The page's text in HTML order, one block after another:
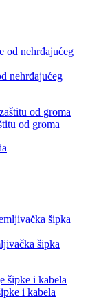
nehrđajućeg
od groma
šipka
i kabela